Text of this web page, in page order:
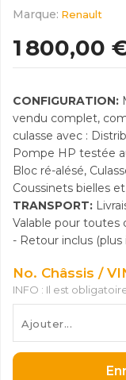
Marque: Renault
1 800,00
CONFIGURATION:
vendu complet,
culasse avec :
Pompe HP testée
Bloc ré-alésé,
Coussinets bielles
TRANSPORT:
Valable pour toutes
- Retour inclus (plus
No. Châssis /
INFO : Il est